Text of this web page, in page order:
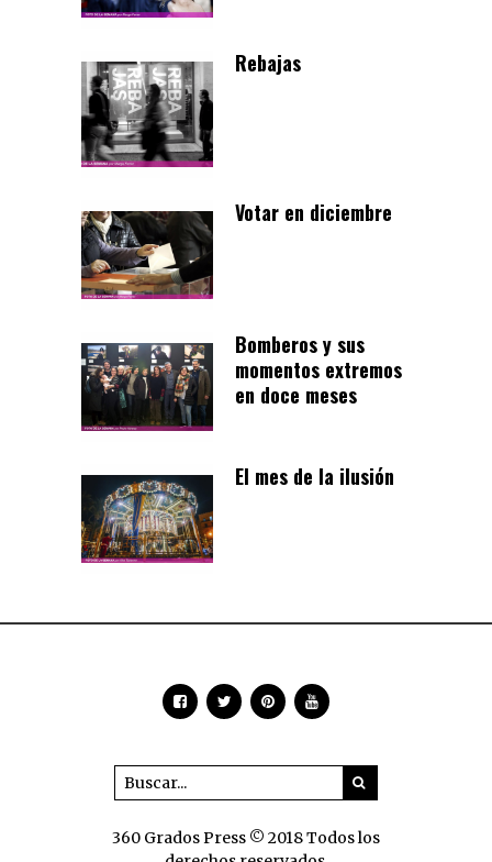
Rebajas
Votar en diciembre
Bomberos y sus
momentos extremos
en doce meses
El mes de la ilusión
360 Grados Press © 2018 Todos los